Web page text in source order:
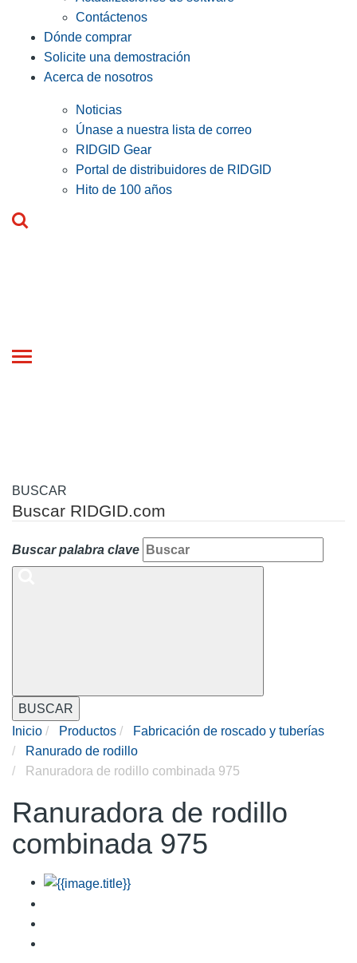
Contáctenos
Dónde comprar
Solicite una demostración
Acerca de nosotros
Noticias
Únase a nuestra lista de correo
RIDGID Gear
Portal de distribuidores de RIDGID
Hito de 100 años
Toggle
BUSCAR
Buscar RIDGID.com
Buscar palabra clave
BUSCAR
Inicio
Productos
Fabricación de roscado y tuberías
Ranurado de rodillo
Ranuradora de rodillo combinada 975
Ranuradora de rodillo
combinada 975